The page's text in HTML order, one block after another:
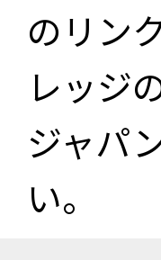
のリン
レッジ
ジャパ
い。